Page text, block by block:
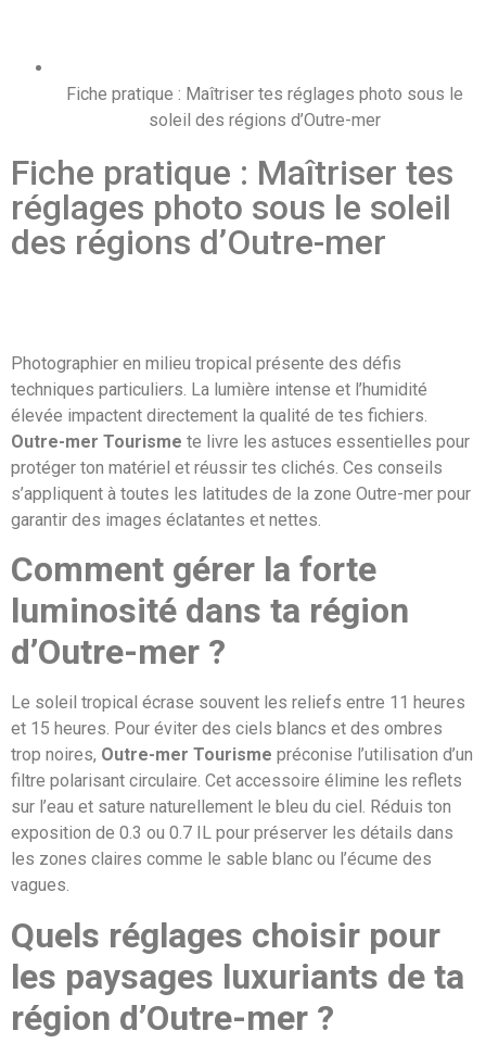
Fiche pratique : Maîtriser tes réglages photo sous le
soleil des régions d’Outre-mer
Fiche pratique : Maîtriser tes
réglages photo sous le soleil
des régions d’Outre-mer
Photographier en milieu tropical présente des défis
techniques particuliers. La lumière intense et l’humidité
élevée impactent directement la qualité de tes fichiers.
Outre-mer Tourisme te livre les astuces essentielles pour
protéger ton matériel et réussir tes clichés. Ces conseils
s’appliquent à toutes les latitudes de la zone Outre-mer pour
garantir des images éclatantes et nettes.
Comment gérer la forte
luminosité dans ta région
d’Outre-mer ?
Le soleil tropical écrase souvent les reliefs entre 11 heures
et 15 heures. Pour éviter des ciels blancs et des ombres
trop noires, Outre-mer Tourisme préconise l’utilisation d’un
filtre polarisant circulaire. Cet accessoire élimine les reflets
sur l’eau et sature naturellement le bleu du ciel. Réduis ton
exposition de 0.3 ou 0.7 IL pour préserver les détails dans
les zones claires comme le sable blanc ou l’écume des
vagues.
Quels réglages choisir pour
les paysages luxuriants de ta
région d’Outre-mer ?